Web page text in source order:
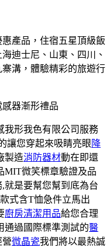
產品，住宿五星頂級飯
迪士尼、山東、四川、
溝，體驗精彩的旅遊行
器漸形禮品
我形我色有限公司服務
讓您穿起來吸睛亮眼 降
製造消防器材動在即還
MIT微笑標章驗證及品
就是要幫您幫到底為台
式含T恤急件立馬出
廚房清潔用品給您合理
通過國際標準測試的醫
營微晶瓷我們將以最熱誠